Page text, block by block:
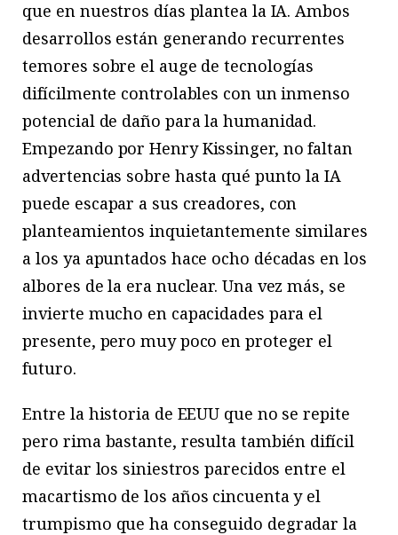
que en nuestros días plantea la IA. Ambos
desarrollos están generando recurrentes
temores sobre el auge de tecnologías
difícilmente controlables con un inmenso
potencial de daño para la humanidad.
Empezando por Henry Kissinger, no faltan
advertencias sobre hasta qué punto la IA
puede escapar a sus creadores, con
planteamientos inquietantemente similares
a los ya apuntados hace ocho décadas en los
albores de la era nuclear. Una vez más, se
invierte mucho en capacidades para el
presente, pero muy poco en proteger el
futuro.
Entre la historia de EEUU que no se repite
pero rima bastante, resulta también difícil
de evitar los siniestros parecidos entre el
macartismo de los años cincuenta y el
trumpismo que ha conseguido degradar la